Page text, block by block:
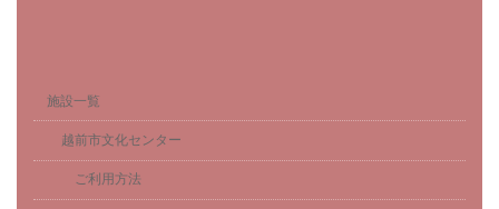
施設一覧
越前市文化センター
ご利用方法